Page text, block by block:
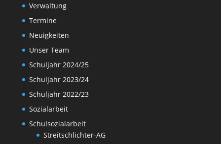
Verwaltung
Termine
Neuigkeiten
Unser Team
Schuljahr 2024/25
Schuljahr 2023/24
Schuljahr 2022/23
Sozialarbeit
Schulsozialarbeit
Streitschlichter-AG